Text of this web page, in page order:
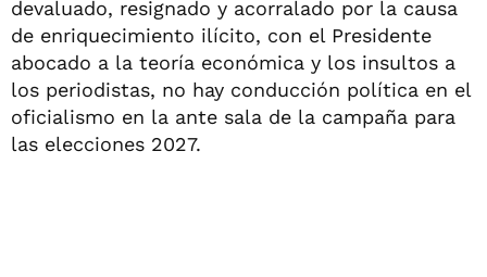
devaluado, resignado y acorralado por la causa
de enriquecimiento ilícito, con el Presidente
abocado a la teoría económica y los insultos a
los periodistas, no hay conducción política en el
oficialismo en la ante sala de la campaña para
las elecciones 2027.